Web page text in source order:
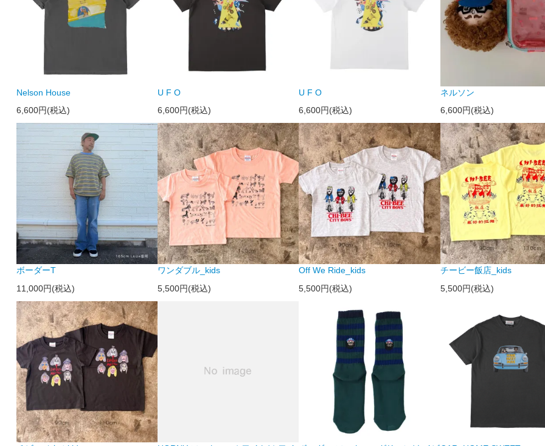
Nelson House
6,600円(税込)
U F O
6,600円(税込)
U F O
6,600円(税込)
ネルソン
6,600円(税込)
ボーダーT
11,000円(税込)
ワンダブル_kids
5,500円(税込)
Off We Ride_kids
5,500円(税込)
チービー飯店_kids
5,500円(税込)